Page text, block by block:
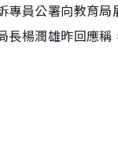
員公署向教育
楊潤雄昨回應稱